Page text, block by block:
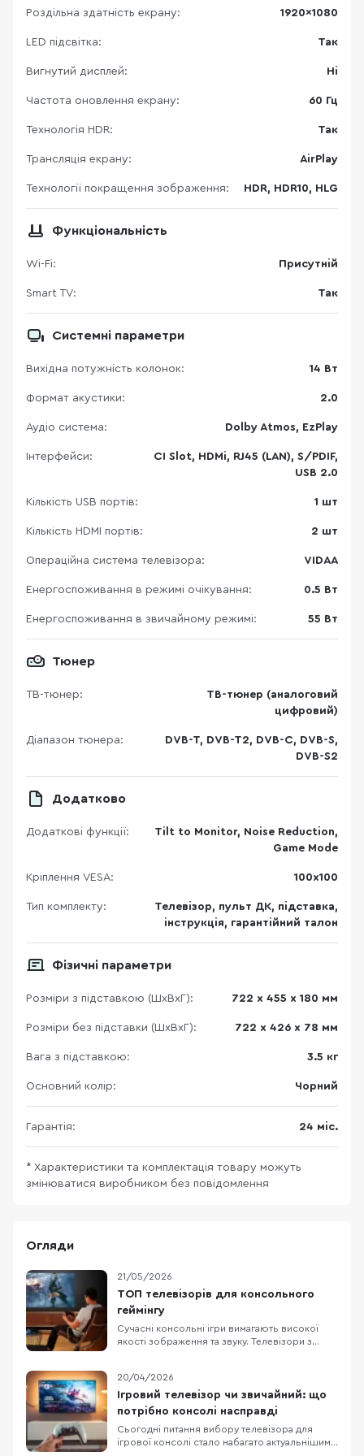
Роздільна здатність екрану: 1920×1080
LED підсвітка: Так
Вигнутий дисплей: Ні
Частота оновлення екрану: 60 Гц
Технологія HDR: Так
Трансляція екрану: AirPlay
Технології покращення зображення: HDR, HDR10, HLG
Функціональність
Wi-Fi: Присутній
Smart TV: Так
Системні параметри
Вихідна потужність колонок: 14 Вт
Формат акустики: 2.0
Аудіо система: Dolby Atmos, EzPlay
Інтерфейси:
CI Slot, HDMi, RJ45 (LAN), S/PDIF,
USB 2.0
Кількість USB портів: 1 шт
Кількість HDMI портів: 2 шт
Операційна система телевізора: VIDAA
Енергоспоживання в режимі очікування: 0.5 Вт
Енергоспоживання в звичайному режимі: 55 Вт
Тюнер
ТВ-тюнер:
ТВ-тюнер (аналоговий
цифровий)
Діапазон тюнера:
DVB-T, DVB-T2, DVB-C, DVB-S,
DVB-S2
Додатково
Додаткові функції:
Tilt to Monitor, Noise Reduction,
Game Mode
Кріплення VESA: 100х100
Тип комплекту:
Телевізор, пульт ДК, підставка,
інструкція, гарантійний талон
Фізичні параметри
Розміри з підставкою (ШхВхГ): 722 х 455 х 180 мм
Розміри без підставки (ШхВхГ): 722 х 426 х 78 мм
Вага з підставкою: 3.5 кг
Основний колір: Чорний
Гарантія: 24 міс.
* Характеристики та комплектація товару можуть
змінюватися виробником без повідомлення
Огляди
21/05/2026
ТОП телевізорів для консольного
геймінгу
Сучасні консольні ігри вимагають високої
якості зображення та звуку. Телевізори з
HDR робить кольори насиченішими і
яскравішими. Висока частота оновлення
кадрів забезпечує плавну картинку без
розмиття в динамічних сце
20/04/2026
Ігровий телевізор чи звичайний: що
потрібно консолі насправді
Сьогодні питання вибору телевізора для
ігрової консолі стало набагато актуальнішим,